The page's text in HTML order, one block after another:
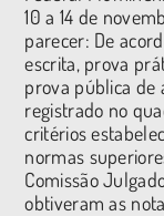
10 a 14 de
parecer: De
escrita, prova
prova pública de
registrado no
critérios
normas
Comissão
obtiveram as